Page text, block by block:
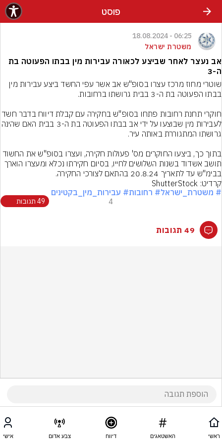
פוסט
06:25 - 18.08.2024
משטרת ישראל
אב נעצר לאחר שביצע לכאורה עבירות מין בבתו הפעוטה בת
ה-3
חוקרי תחנת רחובות פתחו
בבימ"ש עד לתאריך 20.8.24 בהתאם לצורכי החקירה.
קרדיט: ShutterStock
# משטרת_ישראל# רחובות# עבירות_מין_בקטינים
4 49 תגובות
49 תגובות
ראשי האשטאגים דיווח צבע אדום אישי